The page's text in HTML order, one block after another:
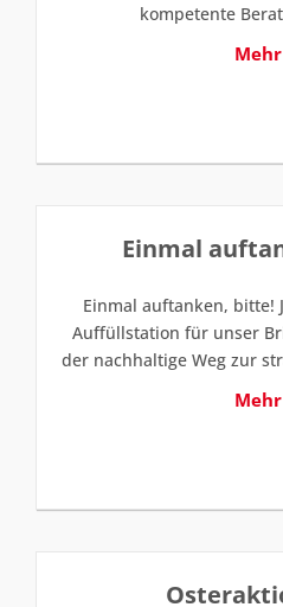
kompetente
Einmal
Einmal auftanken, bitte!
Auffüllstation für unser
der nachhaltige Weg zur